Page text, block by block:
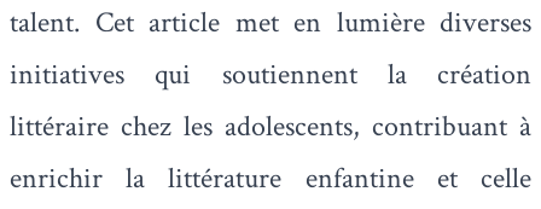
talent. Cet article met en lumière diverses
initiatives qui soutiennent la création
littéraire chez les adolescents, contribuant à
enrichir la littérature enfantine et celle